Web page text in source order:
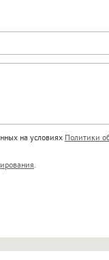
<small>, <sup>,
адреса URL
на условиях Политики